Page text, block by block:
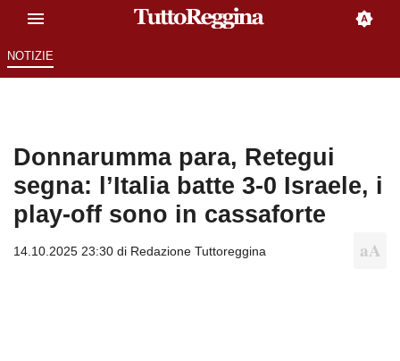
NOTIZIE
Donnarumma para, Retegui
segna: l’Italia batte 3-0 Israele, i
play-off sono in cassaforte
14.10.2025 23:30 di Redazione Tuttoreggina